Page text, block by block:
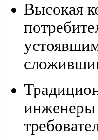
Высокая
инженеры